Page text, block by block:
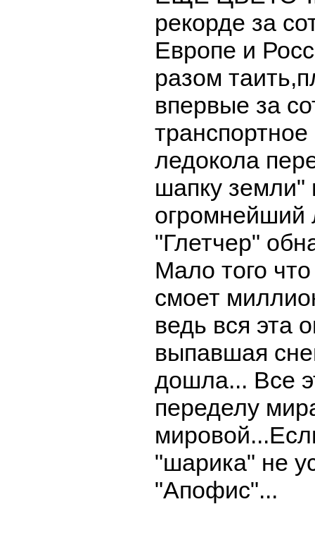
рекорде за
Европе и
разом
впервые за
транспортное
ледокола
шапку земли"
огромнейший
"Глетчер"
Мало того
смоет
ведь вся эта
выпавшая
дошла... Все
переделу
"шарика" не
"Апофис"...